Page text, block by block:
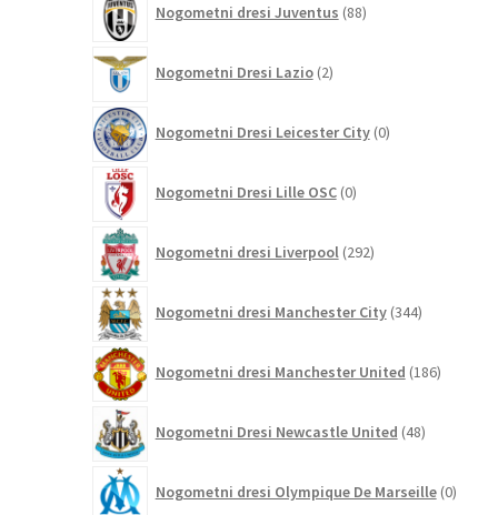
Nogometni dresi Juventus 88izdelkov
Nogometni Dresi Lazio 2izdelka
Nogometni Dresi Leicester City 0izdelkov
Nogometni Dresi Lille OSC 0izdelkov
Nogometni dresi Liverpool 292izdelkov
Nogometni dresi Manchester City 344izdelkov
Nogometni dresi Manchester United 186izdelkov
Nogometni Dresi Newcastle United 48izdelkov
Nogometni dresi Olympique De Marseille 0